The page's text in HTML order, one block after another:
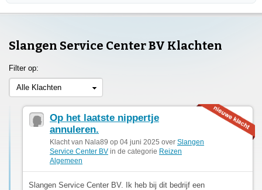
Slangen Service Center BV Klachten
Filter op:
Alle Klachten
Op het laatste nippertje
annuleren.
Klacht van Nala89 op 04 juni 2025 over Slangen
Service Center BV in de categorie Reizen
Algemeen
Slangen Service Center BV. Ik heb bij dit bedrijf een